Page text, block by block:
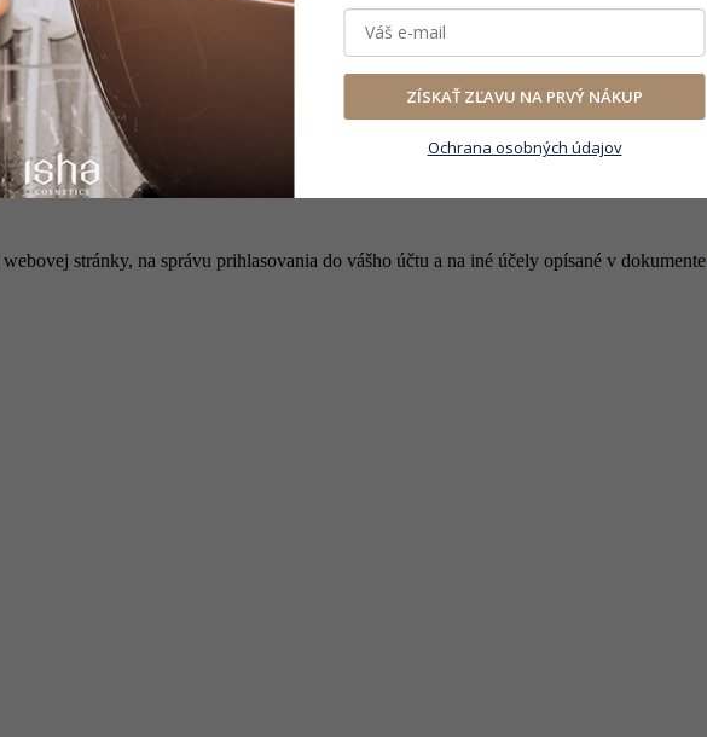
stránky, na správu prihlasovania do vášho účtu a na iné účely opísané v dokumente
ZÍSKAŤ ZĽAVU NA PRVÝ NÁKUP
Ochrana osobných údajov